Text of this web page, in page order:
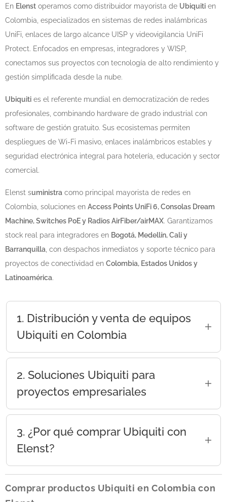
En Elenst operamos como distribuidor mayorista de Ubiquiti en
Colombia, especializados en sistemas de redes inalámbricas
UniFi, enlaces de largo alcance UISP y videovigilancia UniFi
Protect. Enfocados en empresas, integradores y WISP,
conectamos sus proyectos con tecnología de alto rendimiento y
gestión simplificada desde la nube.
Ubiquiti es el referente mundial en democratización de redes
profesionales, combinando hardware de grado industrial con
software de gestión gratuito. Sus ecosistemas permiten
despliegues de Wi-Fi masivo, enlaces inalámbricos estables y
seguridad electrónica integral para hotelería, educación y sector
comercial.
Elenst suministra como principal mayorista de redes en
Colombia, soluciones en Access Points UniFi 6, Consolas Dream
Machine, Switches PoE y Radios AirFiber/airMAX. Garantizamos
stock real para integradores en Bogotá, Medellín, Cali y
Barranquilla , con despachos inmediatos y soporte técnico para
proyectos de conectividad en Colombia, Estados Unidos y
Latinoamérica.
1. Distribución y venta de equipos
Ubiquiti en Colombia
Nuestra oferta incluye los principales
productos Ubiquiti para seguridad
Switches administrables UniFi.
Access PointsUniFi
2. Soluciones Ubiquiti para
proyectos empresariales
En Elenst no solo vendemos productos
Ubiquiti; ofrecemos soluciones integrales:
Proyectos de alta densidad.
Conectividad industrial.
Proveedores de internet (ISP).
3. ¿Por qué comprar Ubiquiti con
Elenst?
empresas, proyectos y licitaciones.
Comprar productos Ubiquiti en Colombia con